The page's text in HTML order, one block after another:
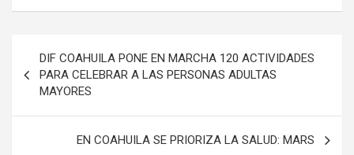
de
entradas
DIF COAHUILA PONE EN MARCHA 120 ACTIVIDADES
PARA CELEBRAR A LAS PERSONAS ADULTAS
MAYORES
EN COAHUILA SE PRIORIZA LA SALUD: MARS